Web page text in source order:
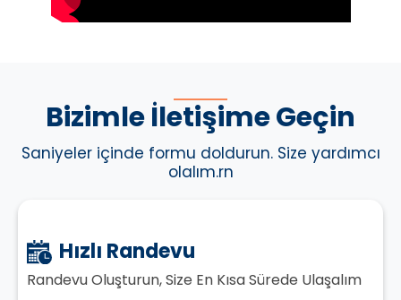
Bizimle İletişime Geçin
Saniyeler içinde formu doldurun. Size yardımcı
olalım.rn
Hızlı Randevu
Randevu Oluşturun, Size En Kısa Sürede Ulaşalım